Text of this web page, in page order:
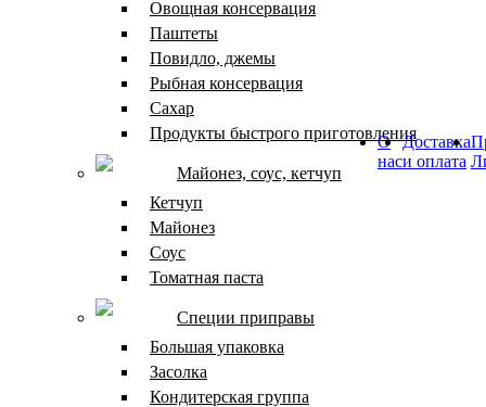
Овощная консервация
Паштеты
Повидло, джемы
Рыбная консервация
Сахар
Продукты быстрого приготовления
Майонез, соус, кетчуп
Кетчуп
Майонез
Соус
Томатная паста
Специи приправы
Большая упаковка
Засолка
Кондитерская группа
О
нас
Доставка
и оплата